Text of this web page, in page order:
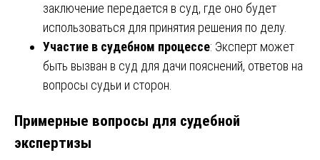
заключение передается в суд, где оно будет
использоваться для принятия решения по делу.
Участие в судебном процессе: Эксперт может
быть вызван в суд для дачи пояснений, ответов на
вопросы судьи и сторон.
Примерные вопросы для судебной
экспертизы